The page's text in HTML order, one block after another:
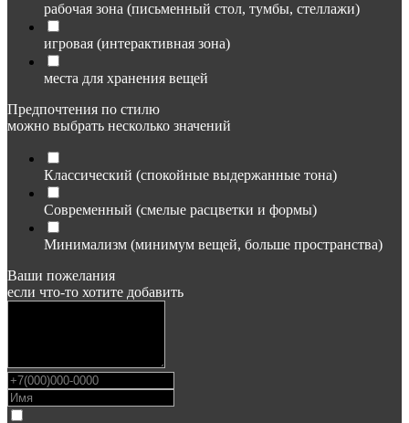
рабочая зона (письменный стол, тумбы, стеллажи)
игровая (интерактивная зона)
места для хранения вещей
Предпочтения по стилю
можно выбрать несколько значений
Классический (спокойные выдержанные тона)
Современный (смелые расцветки и формы)
Минимализм (минимум вещей, больше пространства)
Ваши пожелания
если что-то хотите добавить